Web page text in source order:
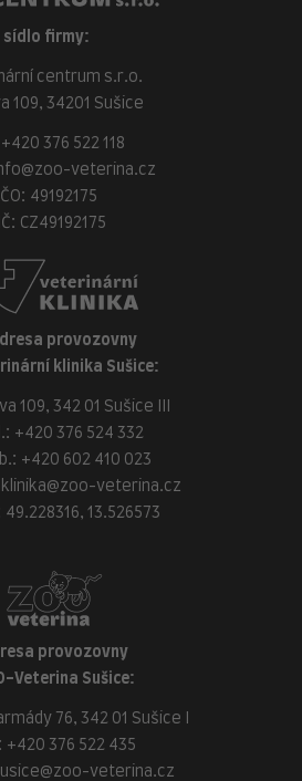
sídlo firmy:
centrum s.r.o.
109, 34201 Sušice
+420 376 522 118
veterina.cz
IČO: 49192175
CZ49192175
provozovny
klinika Sušice:
109, 342 01 Sušice III
+420 376 524 332
+420 602 410 023
klinika@zoo-veterina.cz
49.228316, 13.526573
provozovny
Veterina Sušice:
76, 342 01 Sušice I
+420 376 522 435
veterina.cz